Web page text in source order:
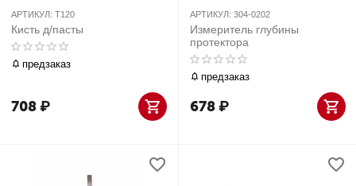
АРТИКУЛ: T120
Кисть д/пасты
предзаказ
708₽
АРТИКУЛ: 304-0202
Измеритель глубины
протектора
предзаказ
678₽